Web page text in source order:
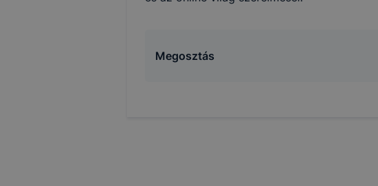
Megosztás